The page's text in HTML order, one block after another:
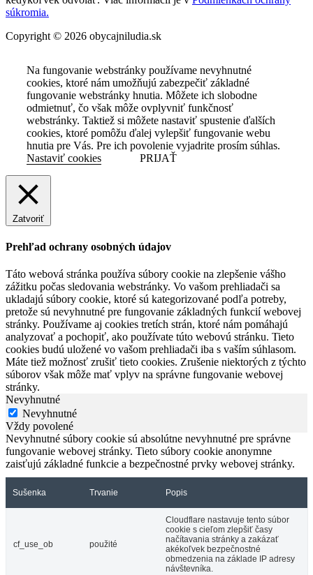
súkromia.
Copyright © 2026 obycajniludia.sk
Na fungovanie webstránky používame nevyhnutné
cookies, ktoré nám umožňujú zabezpečiť základné
fungovanie webstránky hnutia. Môžete ich slobodne
odmietnuť, čo však môže ovplyvniť funkčnosť
webstránky. Taktiež si môžete nastaviť spustenie ďalších
cookies, ktoré pomôžu ďalej vylepšiť fungovanie webu
hnutia pre Vás. Pre ich povolenie vyjadrite prosím súhlas.
Nastaviť cookies
PRIJAŤ
Zatvoriť
Prehľad ochrany osobných údajov
Táto webová stránka používa súbory cookie na zlepšenie vášho
zážitku počas sledovania webstránky. Vo vašom prehliadači sa
ukladajú súbory cookie, ktoré sú kategorizované podľa potreby,
pretože sú nevyhnutné pre fungovanie základných funkcií webovej
stránky. Používame aj cookies tretích strán, ktoré nám pomáhajú
analyzovať a pochopiť, ako používate túto webovú stránku. Tieto
cookies budú uložené vo vašom prehliadači iba s vaším súhlasom.
Máte tiež možnosť zrušiť tieto cookies. Zrušenie niektorých z týchto
súborov však môže mať vplyv na správne fungovanie webovej
stránky.
Nevyhnutné
Nevyhnutné
Vždy povolené
Nevyhnutné súbory cookie sú absolútne nevyhnutné pre správne
fungovanie webovej stránky. Tieto súbory cookie anonymne
zaisťujú základné funkcie a bezpečnostné prvky webovej stránky.
Sušenka Trvanie Popis
cf_use_ob použité
Cloudflare nastavuje tento súbor
cookie s cieľom zlepšiť časy
načítavania stránky a zakázať
akékoľvek bezpečnostné
obmedzenia na základe IP adresy
návštevníka.